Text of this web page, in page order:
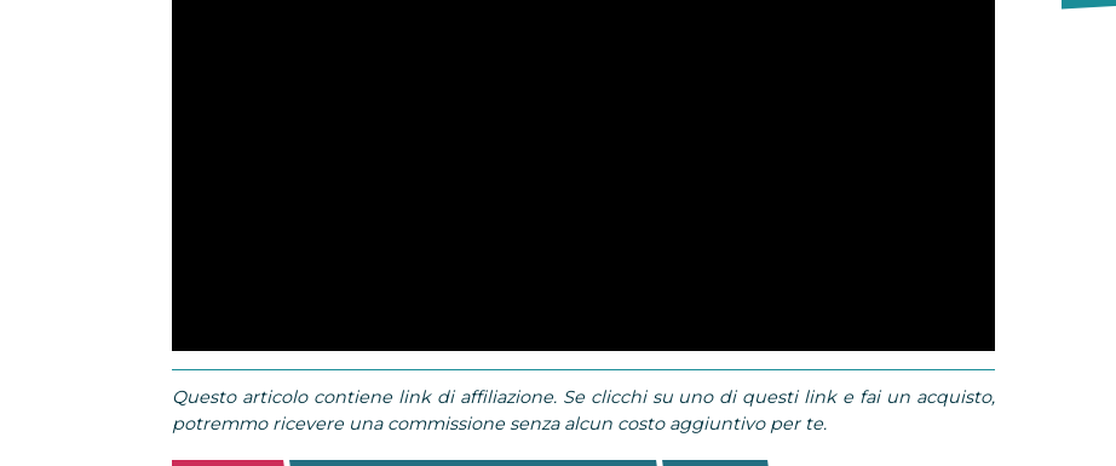
Questo articolo contiene link di affiliazione. Se clicchi su uno di questi link e fai un acquisto,
potremmo ricevere una commissione senza alcun costo aggiuntivo per te.